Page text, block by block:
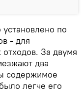
по
- для
отходов. За двумя
два
содержимое
легче его